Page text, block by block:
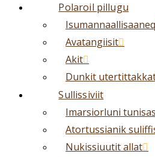
Polaroil pillugu
Isumannaallisaaneq
Avatangiisit
Akit
Dunkit
Sullissiviit
Imarsiorluni
Atortussianik
Nukissiuutit allat